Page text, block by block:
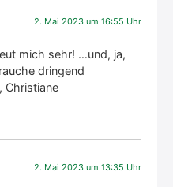
2. Mai 2023 um 16:55 Uhr
mich sehr! …und, ja,
drin­gend
Chris­tia­ne
2. Mai 2023 um 13:35 Uhr